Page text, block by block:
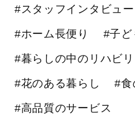
#スタッフインタビュー
#ホーム長便り #子ど
#暮らしの中のリハビリ
#花のある暮らし #食
#高品質のサービス